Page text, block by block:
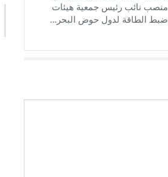
منصب نائب رئيس جمعية هيئات
ضبط الطاقة لدول حوض البحر…